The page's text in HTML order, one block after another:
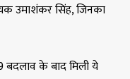
उमाशंकर सिंह, जिनका
बदलाव के बाद मिली ये